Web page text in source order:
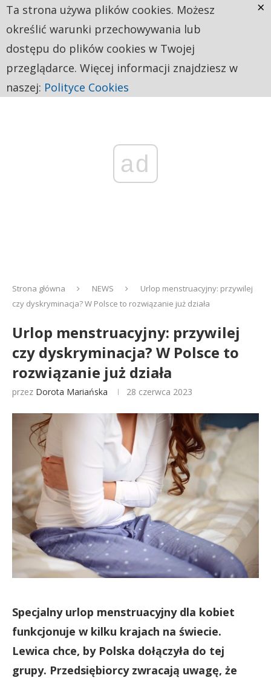
ad
Strona główna NEWS
Urlop menstruacyjny: przywilej
czy dyskryminacja? W Polsce to rozwiązanie już działa
Urlop menstruacyjny: przywilej
czy dyskryminacja? W Polsce to
rozwiązanie już działa
przez Dorota Mariańska 28 czerwca 2023
Specjalny urlop menstruacyjny dla kobiet
funkcjonuje w kilku krajach na świecie.
Lewica chce, by Polska dołączyła do tej
grupy. Przedsiębiorcy zwracają uwagę, że
Ta strona używa plików cookies. Możesz
określić warunki przechowywania lub
dostępu do plików cookies w Twojej
przeglądarce. Więcej informacji znajdziesz w
naszej: Polityce Cookies
×